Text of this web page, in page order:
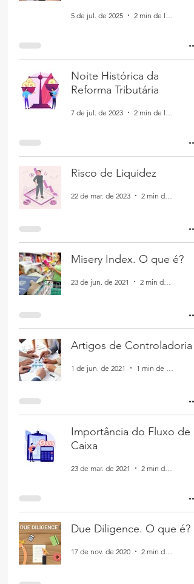
5 de jul. de 2025
Noite Histórica da
Reforma Tributária
7 de jul. de 2023
Risco de Liquidez
22 de mar. de 2023
Misery Index. O que é?
23 de jun. de 2021
Artigos de Controladoria
1 de jun. de 2021
Importância do Fluxo de
Caixa
23 de mar. de 2021
Due Diligence. O que é?
17 de nov. de 2020